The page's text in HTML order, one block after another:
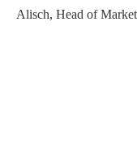
Alisch, Head of